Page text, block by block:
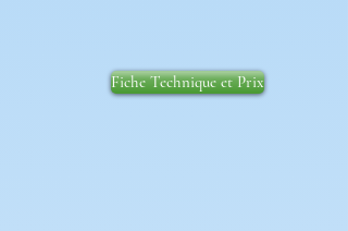
Fiche Technique et Prix